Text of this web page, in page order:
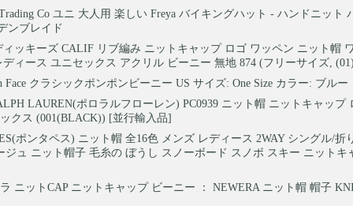
Co ユニ 大人用 楽しい Freya バイキングハット - ハンドニット
ンブレイド
ィッキーズ CALIF リブ編み ニットキャップ ロゴ ワッペン ニット帽
ィース ユニセックス アクリル ビーニー 無地 874 (フリーサイズ,
Face クラシックポンポンビーニー US サイズ: One Size カラー: ブルー
LAUREN(ポロラルフローレン) PC0939 ニット帽 ニットキャップ
クス (001(BLACK)) [並行輸入品]
ポンタペス) ニット帽 全16色 メンズ レディース 2WAY シングル/折
ジュ ニット帽子 毛糸の ぼうし スノーボード スノボ スキー ニットキ
ニットCAP ニットキャップ ビーニー ： NEWERA ニット帽 帽子